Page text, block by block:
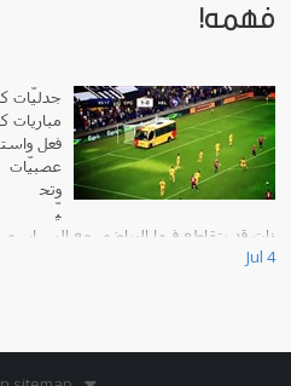
فهمه!
جدليّات
مباريات
فعل
عصبيّات
وتح
يّ
زات قد يتقاطع فيها الرياضي مع
يمحو أثناءها ال
Jul 4